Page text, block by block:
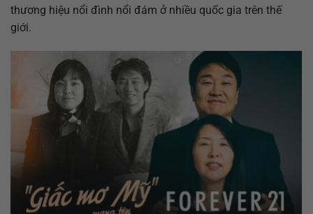
thương hiệu nổi đình nổi đám ở nhiều quốc gia trên thế
giới.